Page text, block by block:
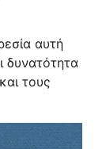
αυτή
δυνατότητα
τους